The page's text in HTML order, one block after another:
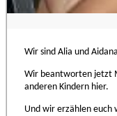
Wir sind Alia und
Wir beantworten jetzt
anderen Kindern hier.
Und wir erzählen euch